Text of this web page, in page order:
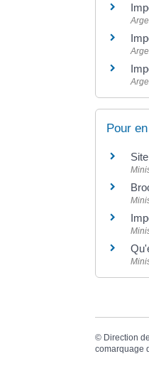
Pour
© Direction
comarquage